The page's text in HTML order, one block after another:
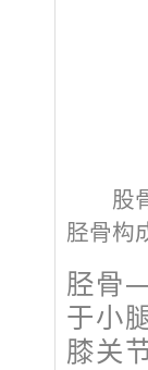
股骨
胫骨构
胫骨
于小
膝关